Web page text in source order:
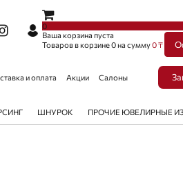
0
Ваша корзина пуста
Товаров в корзине0на сумму0 ₸
и оплата Акции Салоны
ШНУРОК ПРОЧИЕ ЮВЕЛИРНЫЕ